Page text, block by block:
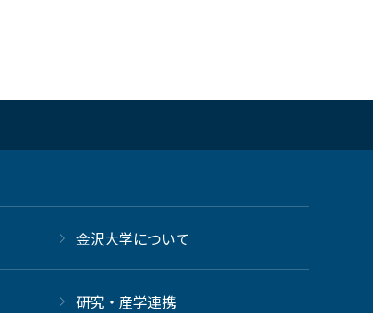
金沢大学について
研究・産学連携